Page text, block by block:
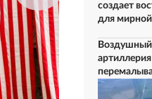
создает
для